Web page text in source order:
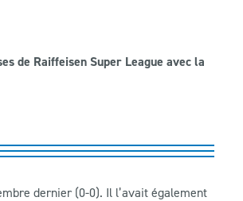
de Raiffeisen Super League avec la
dernier (0-0). Il l’avait également